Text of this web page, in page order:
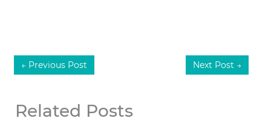
← Previous Post Next Post →
Related Posts